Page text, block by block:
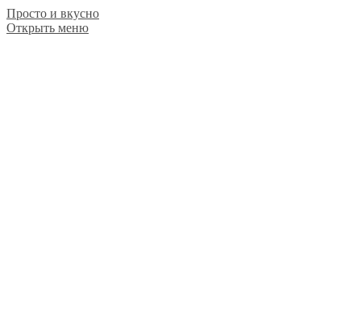
Просто и вкусно
Открыть меню